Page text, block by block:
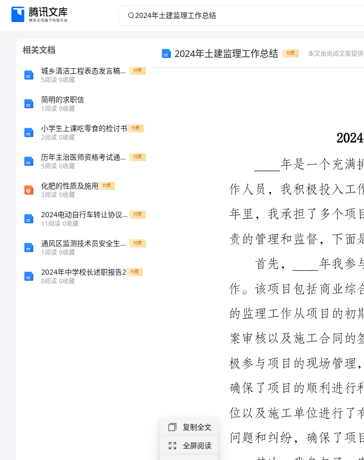
2024
2024
相关文档
城乡清洁工程表态发言稿范本 付费
5阅读 0收藏
简明的求职信
1阅读 0收藏
小学生上课吃零食的检讨书 付费
2阅读 0收藏
历年主治医师资格考试通用题库及完整答案1套 付费
5阅读 0收藏
化肥的性质及施用 付费
3阅读 0收藏
2024电动自行车转让协议通用 付费
11阅读 0收藏
通风区监测技术员安全生产与职业病危害防治责任制 付费
1阅读 0收藏
2024年中学校长述职报告2 付费
0阅读 0收藏
2024年土建监理工作总结 付费 本文由尚阅文库提供
复制全文
全屏阅读